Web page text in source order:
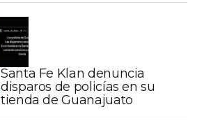
Santa Fe Klan denuncia
disparos de policías en su
tienda de Guanajuato